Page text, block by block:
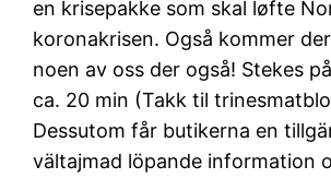
en krisepakke som skal løfte
koronakrisen. Også kommer
noen av oss der også! Stekes
ca. 20 min (Takk til
Dessutom får butikerna en
vältajmad löpande information